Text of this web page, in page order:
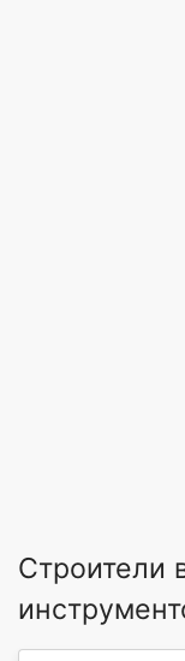
Строители